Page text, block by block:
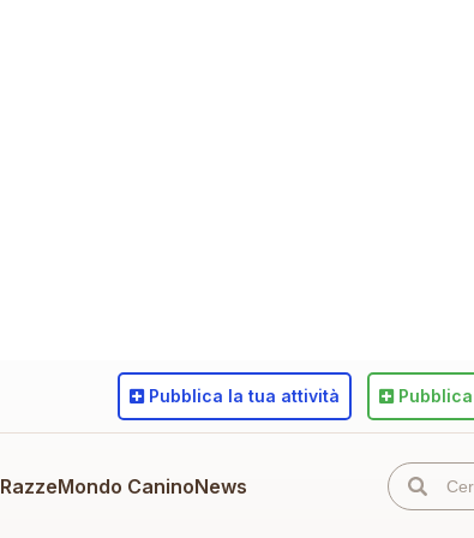
RazzeMondo CaninoNews
Pubblica la tua attività Pubblica